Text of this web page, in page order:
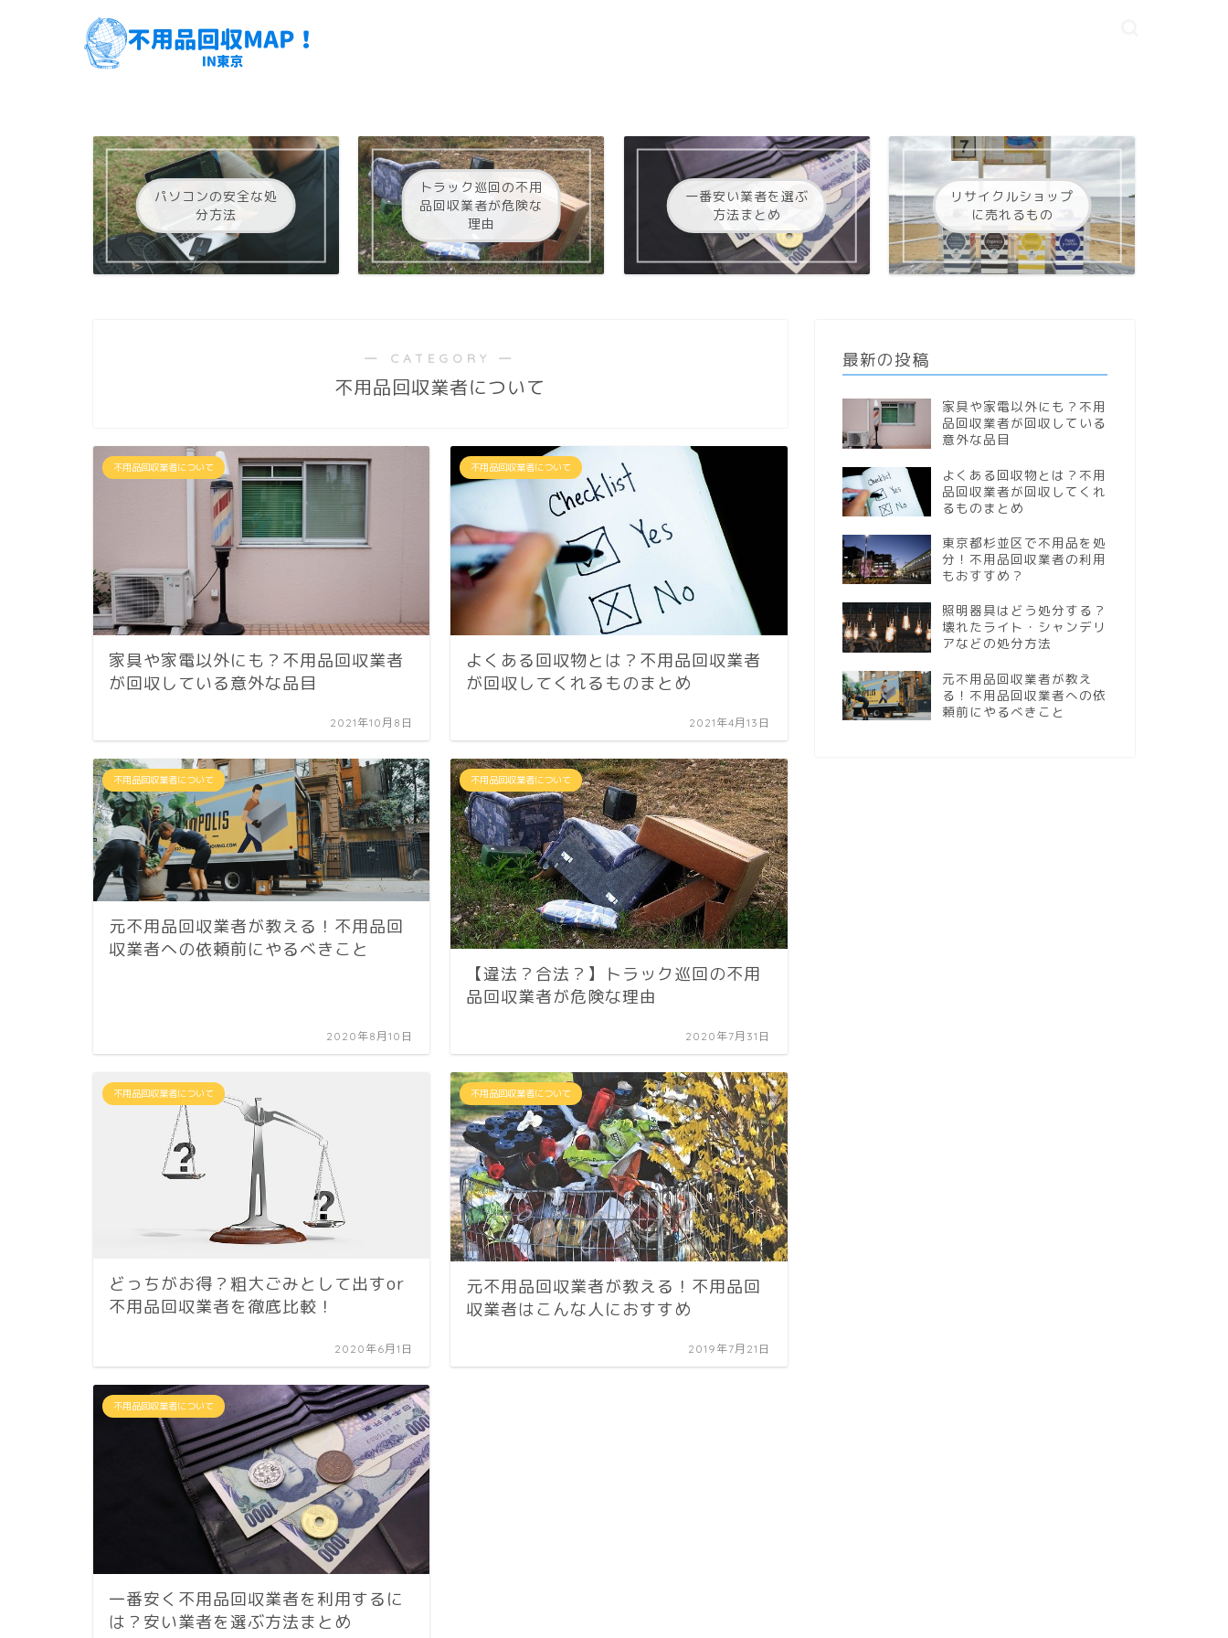
パソコンの安全な処
分方法
トラック巡回の不用
品回収業者が危険な
理由
一番安い業者を選ぶ
方法まとめ
リサイクルショップ
に売れるもの
― CATEGORY ―
不用品回収業者について
不用品回収業者について
家具や家電以外にも？不用品回収業者
が回収している意外な品目
2021年10月8日
不用品回収業者について
よくある回収物とは？不用品回収業者
が回収してくれるものまとめ
2021年4月13日
不用品回収業者について
元不用品回収業者が教える！不用品回
収業者への依頼前にやるべきこと
2020年8月10日
不用品回収業者について
【違法？合法？】トラック巡回の不用
品回収業者が危険な理由
2020年7月31日
不用品回収業者について
どっちがお得？粗大ごみとして出すor
不用品回収業者を徹底比較！
2020年6月1日
不用品回収業者について
元不用品回収業者が教える！不用品回
収業者はこんな人におすすめ
2019年7月21日
不用品回収業者について
一番安く不用品回収業者を利用するに
は？安い業者を選ぶ方法まとめ
最新の投稿
家具や家電以外にも？不用
品回収業者が回収している
意外な品目
よくある回収物とは？不用
品回収業者が回収してくれ
るものまとめ
東京都杉並区で不用品を処
分！不用品回収業者の利用
もおすすめ？
照明器具はどう処分する？
壊れたライト・シャンデリ
アなどの処分方法
元不用品回収業者が教え
る！不用品回収業者への依
頼前にやるべきこと